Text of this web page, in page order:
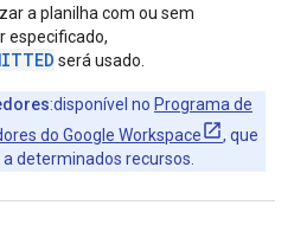
a planilha com ou sem
especificado,
será usado.
:disponível no Programa de
do Google Workspace
, que
determinados recursos.